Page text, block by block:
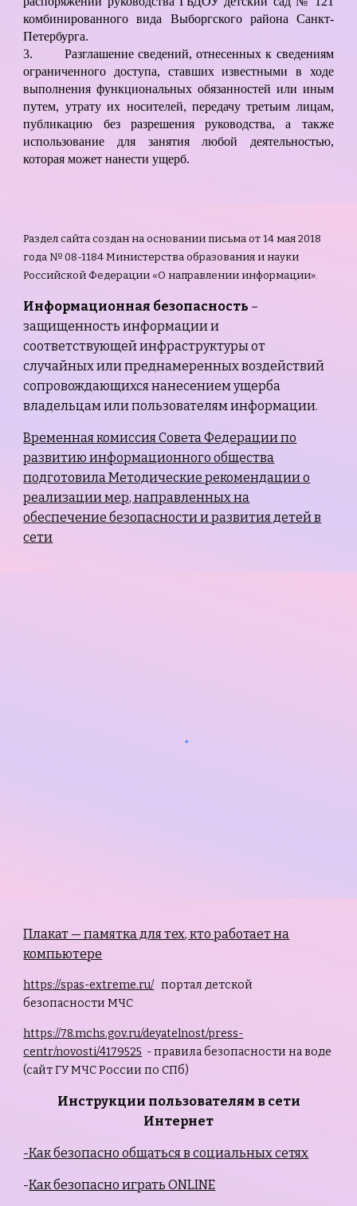
комбинированного вида Выборгского района Санкт-
Петербурга.
3.
Разглашение сведений, отнесенных к сведениям
ограниченного доступа, ставших известными в ходе
выполнения функциональных обязанностей или иным
путем, утрату их носителей, передачу третьим лицам,
публикацию без разрешения руководства, а также
использование для занятия любой деятельностью,
которая может нанести ущерб.
Раздел сайта создан на основании письма от 14 мая 2018
года № 08-1184 Министерства образования и науки
Российской Федерации «О направлении информации».
Информационная безопасность –
защищенность информации и
соответствующей инфраструктуры от
случайных или преднамеренных воздействий
сопровождающихся нанесением ущерба
владельцам или пользователям информации.
Временная комиссия Совета Федерации по
развитию информационного общества
подготовила Методические рекомендации о
реализации мер, направленных на
обеспечение безопасности и развития детей в
сети
Плакат — памятка для тех, кто работает на
компьютере
https://spas-extreme.ru/ портал детской
безопасности МЧС
https://78.mchs.gov.ru/deyatelnost/press-
centr/novosti/4179525 - правила безопасности на воде
(сайт ГУ МЧС России по СПб)
Инструкции пользователям в сети
Интернет
-Как безопасно общаться в социальных сетях
-Как безопасно играть ONLINE